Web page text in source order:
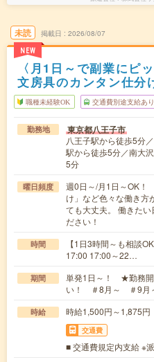
未読
NEW
掲載日 2026/08/07
〈月1日～で副業にピ
文房具のカンタン仕分
職種未経験OK 交通費別途支給あり
勤務地 東京都八王子市
八王子駅から徒歩5分
駅から徒歩5分／南大
5分
曜日頻度
週0日～/月1日～OK！
け」など色々な働き
ても大丈夫。 働きた
ださい！
時間
【1日3時間～も相談
17:00 17:00～22…
期間
単発1日～！ ★勤務開
い！ ＃8月～ ＃9月
時給 時給1,500円～1,875円
交通費
■ 交通費規定内支給 ※